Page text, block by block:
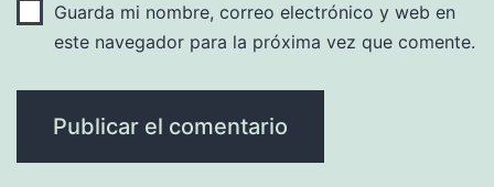
Guarda mi nombre, correo electrónico y web en
este navegador para la próxima vez que comente.